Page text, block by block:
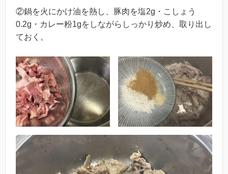
②鍋を火にかけ油を熱し、豚肉を塩2g・こしょう
0.2g・カレー粉1gをしながらしっかり炒め、取り出し
ておく。